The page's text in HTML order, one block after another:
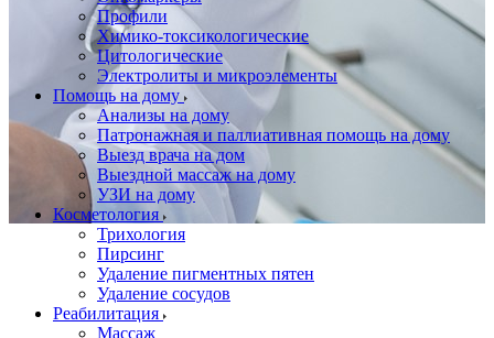
Профили
Химико-токсикологические
Цитологические
Электролиты и микроэлементы
Помощь на дому
Анализы на дому
Патронажная и паллиативная помощь на дому
Выезд врача на дом
Выездной массаж на дому
УЗИ на дому
Косметология
Трихология
Пирсинг
Удаление пигментных пятен
Удаление сосудов
Реабилитация
Массаж